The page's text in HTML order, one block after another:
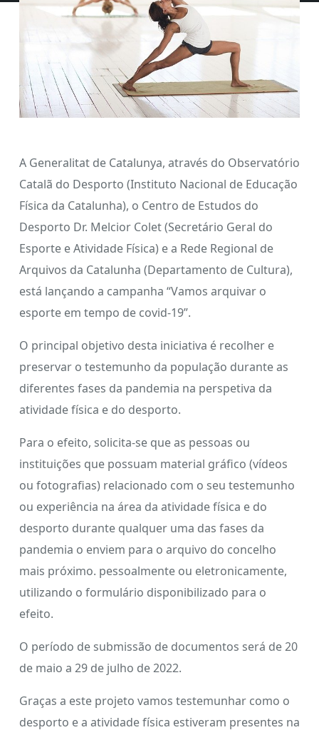
A Generalitat de Catalunya, através do Observatório
Catalã do Desporto (Instituto Nacional de Educação
Física da Catalunha), o Centro de Estudos do
Desporto Dr. Melcior Colet (Secretário Geral do
Esporte e Atividade Física) e a Rede Regional de
Arquivos da Catalunha (Departamento de Cultura),
está lançando a campanha “Vamos arquivar o
esporte em tempo de covid-19”.
O principal objetivo desta iniciativa é recolher e
preservar o testemunho da população durante as
diferentes fases da pandemia na perspetiva da
atividade física e do desporto.
Para o efeito, solicita-se que as pessoas ou
instituições que possuam material gráfico (vídeos
ou fotografias) relacionado com o seu testemunho
ou experiência na área da atividade física e do
desporto durante qualquer uma das fases da
pandemia o enviem para o arquivo do concelho
mais próximo. pessoalmente ou eletronicamente,
utilizando o formulário disponibilizado para o
efeito.
O período de submissão de documentos será de 20
de maio a 29 de julho de 2022.
Graças a este projeto vamos testemunhar como o
desporto e a atividade física estiveram presentes na